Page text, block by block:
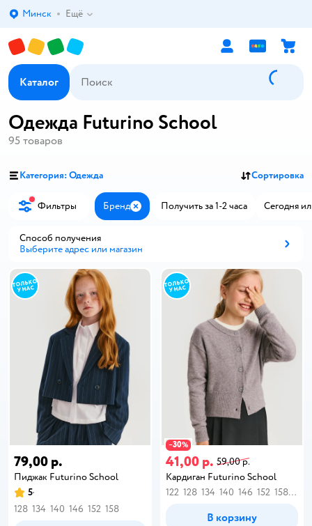
Выбор адреса доставки.
Минск Ещё
Каталог
Одежда Futurino School
95 товаров
Категория: Одежда Сортировка
Фильтры Бренд ЗакрытьПолучить за 1-2 часа Сегодня
Способ получения
Выберите адрес или магазин
79,00 р.
Пиджак Futurino School
5
128 134 140 146 152 158
−30%
41,00 р. 59,00 р.
Кардиган Futurino School
122 128 134 140 146 152 158 164
В корзину